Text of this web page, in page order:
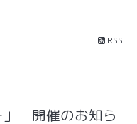
RSS
」 開催のお知ら